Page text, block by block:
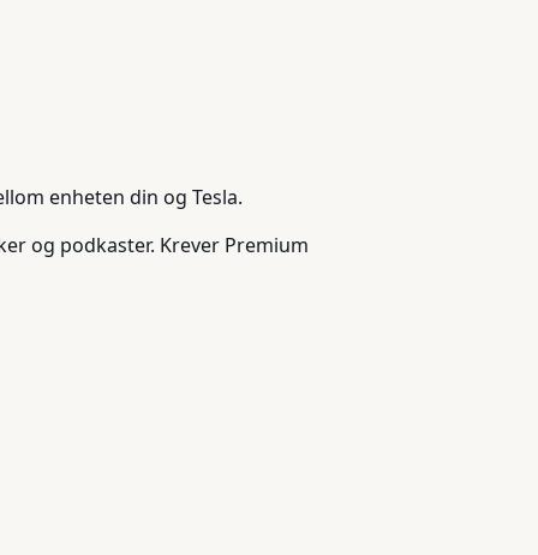
enheten din og Tesla.
og podkaster. Krever Premium